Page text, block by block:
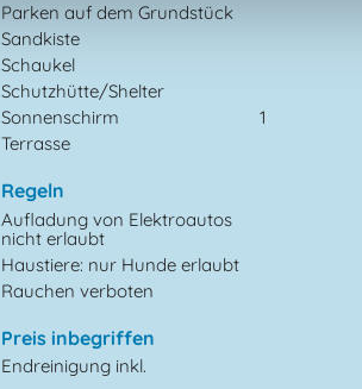
Parken auf dem Grundstück
Sandkiste
Schaukel
Schutzhütte/Shelter
Sonnenschirm
1
Terrasse
Regeln
Aufladung von Elektroautos
nicht erlaubt
Haustiere: nur Hunde erlaubt
Rauchen verboten
Preis inbegriffen
Endreinigung inkl.